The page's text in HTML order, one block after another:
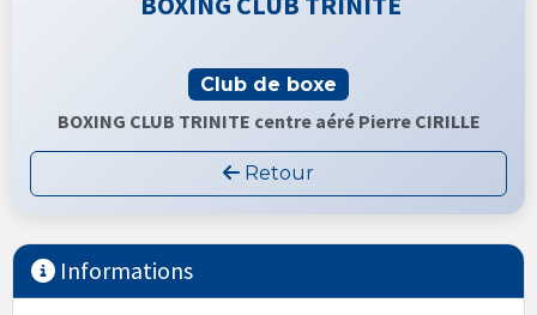
Club de boxe
BOXING CLUB TRINITE centre aéré Pierre CIRILLE
Retour
Informations